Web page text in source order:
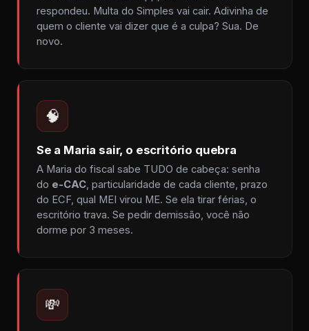
respondeu. Multa do Simples vai cair. Adivinha de
quem o cliente vai dizer que é a culpa? Sua. De
novo.
🧠
Se a Maria sair, o escritório quebra
A Maria do fiscal sabe TUDO de cabeça: senha
do e-CAC, particularidade de cada cliente, prazo
do ECF, qual MEI virou ME. Se ela tirar férias, o
escritório trava. Se pedir demissão, você não
dorme por 3 meses.
💸